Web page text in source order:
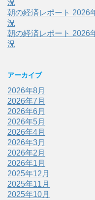
況
朝の経済レポート 2026
況
朝の経済レポート 2026
況
アーカイブ
2026年8月
2026年7月
2026年6月
2026年5月
2026年4月
2026年3月
2026年2月
2026年1月
2025年12月
2025年11月
2025年10月